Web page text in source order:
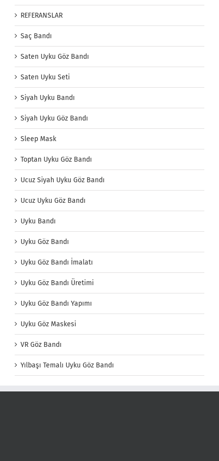
REFERANSLAR
Saç Bandı
Saten Uyku Göz Bandı
Saten Uyku Seti
Siyah Uyku Bandı
Siyah Uyku Göz Bandı
Sleep Mask
Toptan Uyku Göz Bandı
Ucuz Siyah Uyku Göz Bandı
Ucuz Uyku Göz Bandı
Uyku Bandı
Uyku Göz Bandı
Uyku Göz Bandı İmalatı
Uyku Göz Bandı Üretimi
Uyku Göz Bandı Yapımı
Uyku Göz Maskesi
VR Göz Bandı
Yılbaşı Temalı Uyku Göz Bandı